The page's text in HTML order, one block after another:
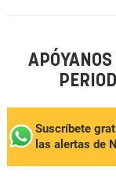
Suscríbete
las alertas de